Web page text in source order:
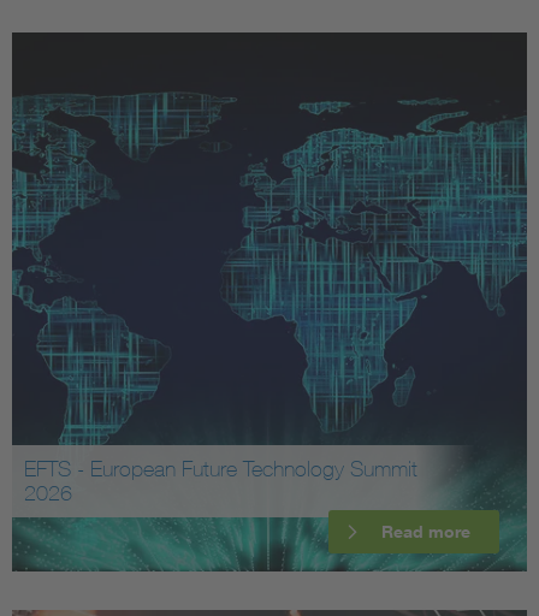
EFTS - European Future Technology Summit
2026
Read more